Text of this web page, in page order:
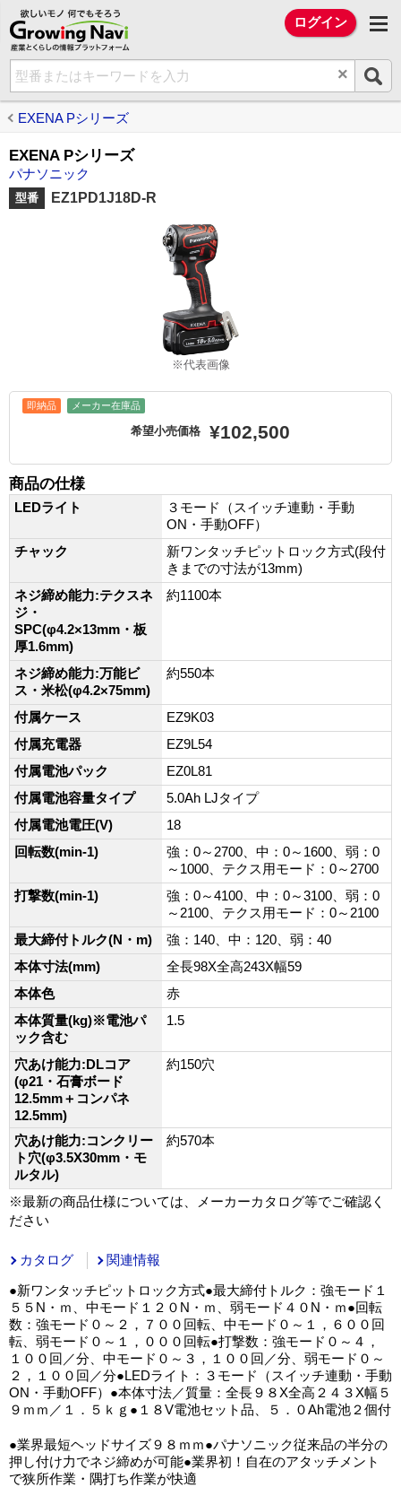
欲しいモノ 何でもそろう Growing Navi（
ログイン
×
EXENA Pシリーズ
EXENA Pシリーズ
パナソニック
型番 EZ1PD1J18D-R
※代表画像
即納品 メーカー在庫品
希望小売価格 ¥102,500
商品の仕様
LEDライト
３モード（スイッチ連動・手動
ON・手動OFF）
チャック
新ワンタッチピットロック方式(段付
きまでの寸法が13mm)
ネジ締め能力:テクスネ
ジ・
SPC(φ4.2×13mm・板
厚1.6mm)
約1100本
ネジ締め能力:万能ビ
ス・米松(φ4.2×75mm)
約550本
付属ケース
EZ9K03
付属充電器
EZ9L54
付属電池パック
EZ0L81
付属電池容量タイプ
5.0Ah LJタイプ
付属電池電圧(V)
18
回転数(min-1)
強：0～2700、中：0～1600、弱：0
～1000、テクス用モード：0～2700
打撃数(min-1)
強：0～4100、中：0～3100、弱：0
～2100、テクス用モード：0～2100
最大締付トルク(N・m)
強：140、中：120、弱：40
本体寸法(mm)
全長98X全高243X幅59
本体色
赤
本体質量(kg)※電池パ
ック含む
1.5
穴あけ能力:DLコア
(φ21・石膏ボード
12.5mm＋コンパネ
12.5mm)
約150穴
穴あけ能力:コンクリー
ト穴(φ3.5X30mm・モ
ルタル)
約570本
※最新の商品仕様については、メーカーカタログ等でご確認く
ださい
カタログ
関連情報
●新ワンタッチピットロック方式●最大締付トルク：強モード１
５５N・ｍ、中モード１２０N・ｍ、弱モード４０N・ｍ●回転
数：強モード０～２，７００回転、中モード０～１，６００回
転、弱モード０～１，０００回転●打撃数：強モード０～４，
１００回／分、中モード０～３，１００回／分、弱モード０～
２，１００回／分●LEDライト：３モード（スイッチ連動・手動
ON・手動OFF）●本体寸法／質量：全長９８X全高２４３X幅５
９ｍｍ／１．５ｋｇ●１８V電池セット品、５．０Ah電池２個付
●業界最短ヘッドサイズ９８ｍｍ●パナソニック従来品の半分の
押し付け力でネジ締めが可能●業界初！自在のアタッチメント
で狭所作業・隅打ち作業が快適